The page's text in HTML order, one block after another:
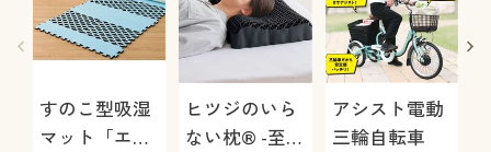
すのこ型吸湿
マット「エア
ヒツジのいら
ない枕® -至
アシスト電動
三輪自転車